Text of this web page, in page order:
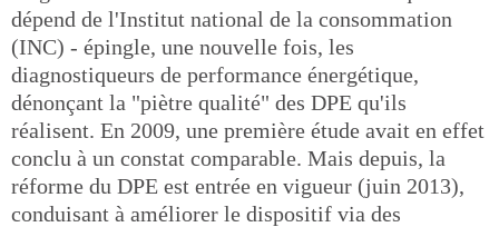
dépend de l'Institut national de la consommation
(INC) - épingle, une nouvelle fois, les
diagnostiqueurs de performance énergétique,
dénonçant la "piètre qualité" des DPE qu'ils
réalisent. En 2009, une première étude avait en effet
conclu à un constat comparable. Mais depuis, la
réforme du DPE est entrée en vigueur (juin 2013),
conduisant à améliorer le dispositif via des